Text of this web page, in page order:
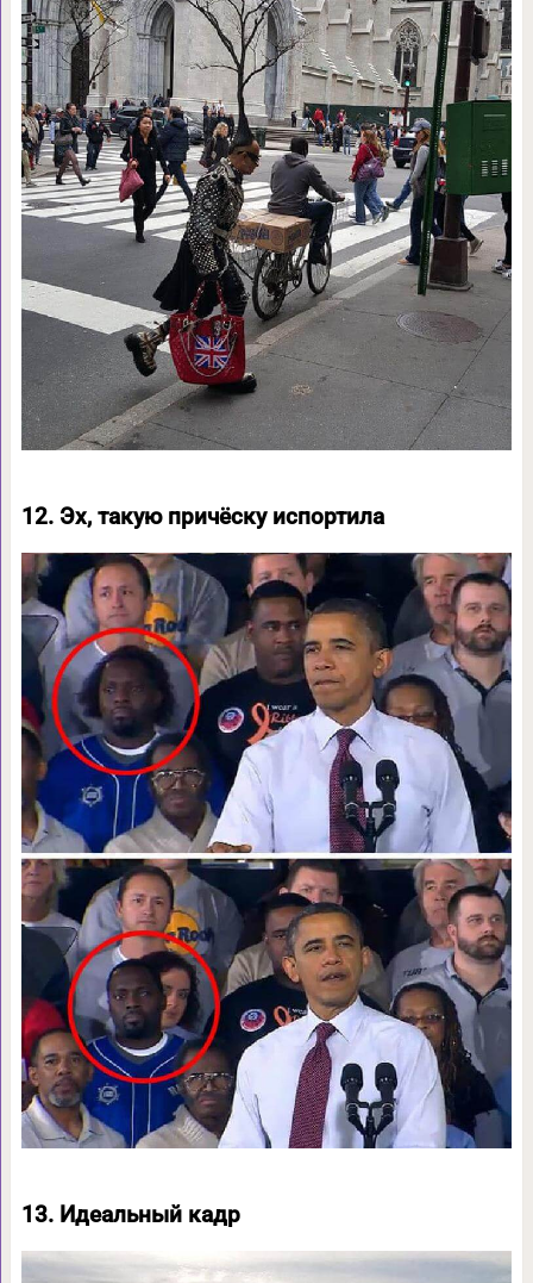
12. Эх, такую причёску испортила
13. Идеальный кадр